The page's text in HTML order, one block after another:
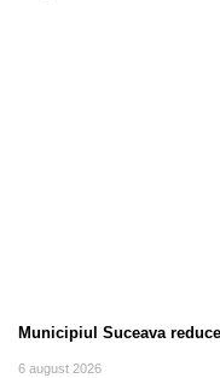
Municipiul Suceava
6 august 2026